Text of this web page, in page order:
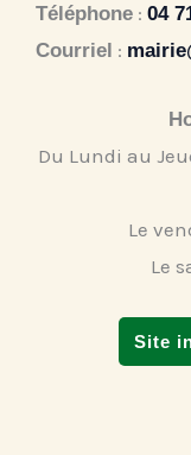
Téléphone : 04
Courriel :
Du Lundi au
Le
Le
Site